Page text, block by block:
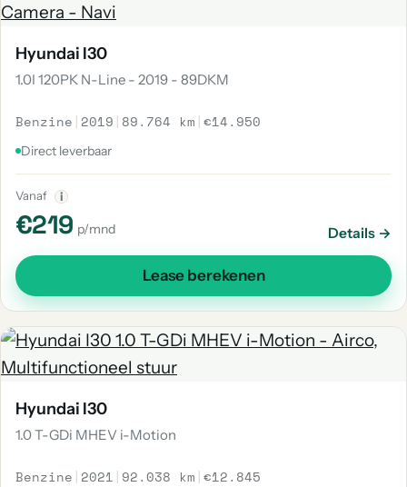
Hyundai I30
1.0I 120PK N-Line - 2019 - 89DKM
Benzine | 2019 | 89.764 km |€14.950
Direct leverbaar
Vanaf i
€219 p/mnd Details →
Lease berekenen
Hyundai I30
1.0 T-GDi MHEV i-Motion
Benzine | 2021 | 92.038 km |€12.845